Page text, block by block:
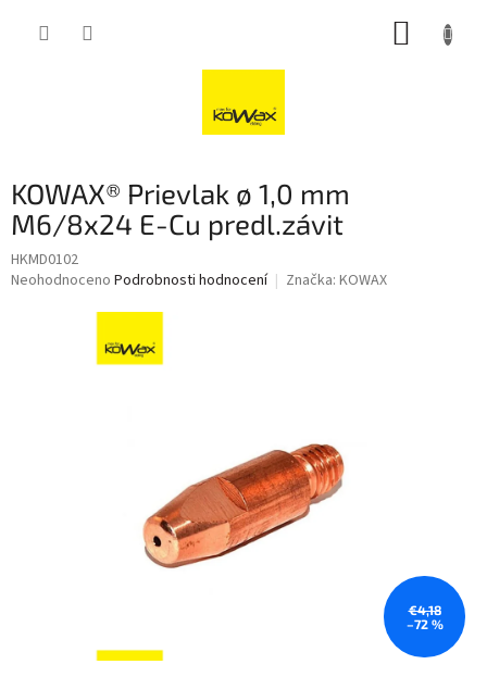
KOWAX® Prievlak ø 1,0 mm
M6/8x24 E-Cu predl.závit
HKMD0102
Průměrné
Neohodnoceno Podrobnosti hodnocení Značka: KOWAX
€4,18
–72 %